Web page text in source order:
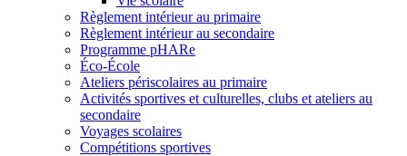
Règlement intérieur au primaire
Règlement intérieur au secondaire
Programme pHARe
Éco-École
Ateliers périscolaires au primaire
Activités sportives et culturelles, clubs et ateliers au
secondaire
Voyages scolaires
Compétitions sportives